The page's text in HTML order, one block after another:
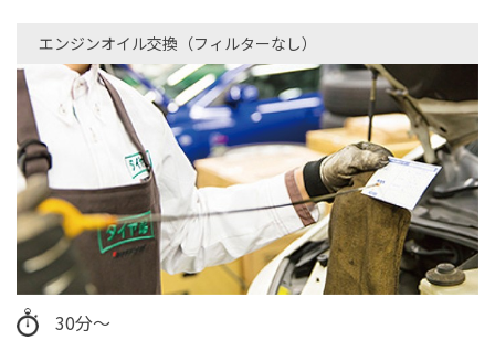
エンジンオイル交換（フィルターなし）​
30分～